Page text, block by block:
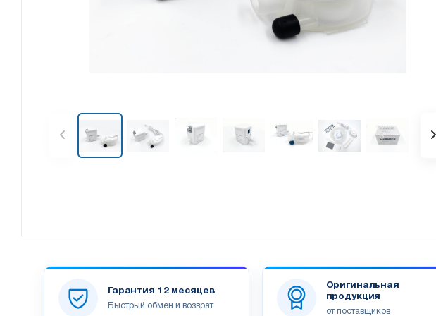
Гарантия 12 месяцев
Быстрый обмен и возврат
Оригинальная
продукция
от поставщиков